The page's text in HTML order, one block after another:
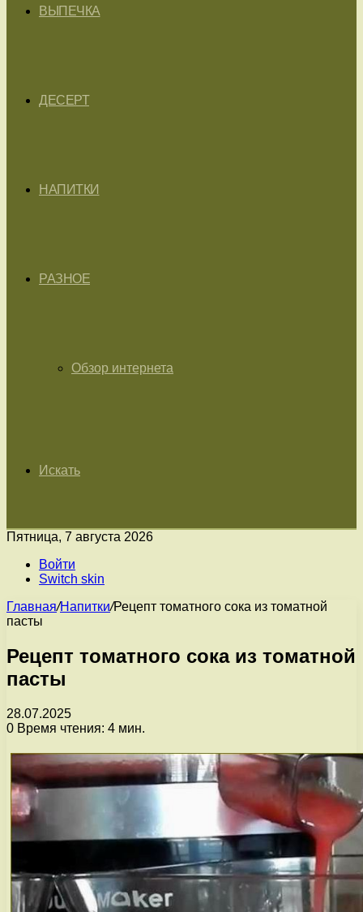
ВЫПЕЧКА
ДЕСЕРТ
НАПИТКИ
РАЗНОЕ
Обзор интернета
Искать
Пятница, 7 августа 2026
Войти
Switch skin
Главная/Напитки/Рецепт томатного сока из томатной
пасты
Рецепт томатного сока из томатной
пасты
28.07.2025
0 Время чтения: 4 мин.